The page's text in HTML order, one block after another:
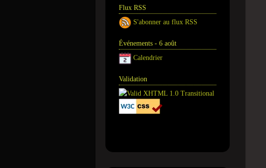
Flux RSS
S'abonner au flux RSS
Événements - 6 août
Calendrier
Validation